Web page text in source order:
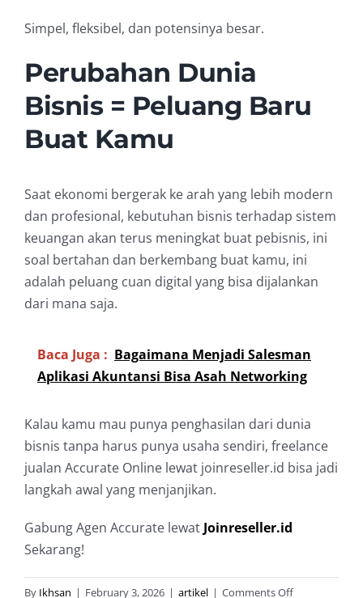
Simpel, fleksibel, dan potensinya besar.
Perubahan Dunia
Bisnis = Peluang Baru
Buat Kamu
Saat ekonomi bergerak ke arah yang lebih modern
dan profesional, kebutuhan bisnis terhadap sistem
keuangan akan terus meningkat buat pebisnis, ini
soal bertahan dan berkembang buat kamu, ini
adalah peluang cuan digital yang bisa dijalankan
dari mana saja.
Baca Juga : Bagaimana Menjadi Salesman
Aplikasi Akuntansi Bisa Asah Networking
Kalau kamu mau punya penghasilan dari dunia
bisnis tanpa harus punya usaha sendiri, freelance
jualan Accurate Online lewat joinreseller.id bisa jadi
langkah awal yang menjanjikan.
Gabung Agen Accurate lewat Joinreseller.id
Sekarang!
By Ikhsan | February 3, 2026 | artikel | Comments Offon